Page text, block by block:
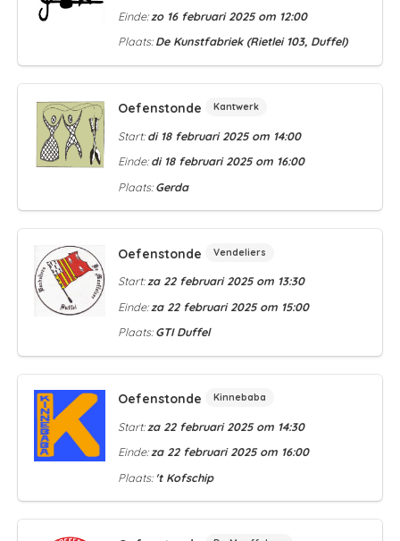
Einde:zo 16 februari 2025 om 12:00
Plaats:De Kunstfabriek (Rietlei 103, Duffel)
Oefenstonde Kantwerk
Start:di 18 februari 2025 om 14:00
Einde:di 18 februari 2025 om 16:00
Plaats:Gerda
Oefenstonde Vendeliers
Start:za 22 februari 2025 om 13:30
Einde:za 22 februari 2025 om 15:00
Plaats:GTI Duffel
Oefenstonde Kinnebaba
Start:za 22 februari 2025 om 14:30
Einde:za 22 februari 2025 om 16:00
Plaats:'t Kofschip